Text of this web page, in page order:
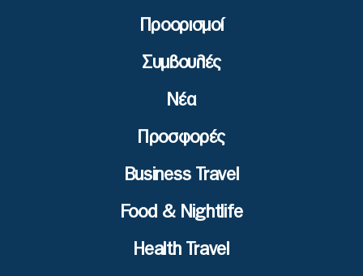
Προορισμοί
Συμβουλές
Νέα
Προσφορές
Business Travel
Food & Nightlife
Health Travel